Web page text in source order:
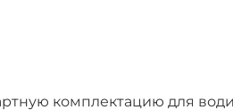
комплектацию для